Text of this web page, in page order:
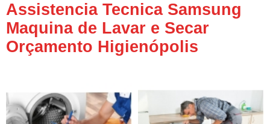
Assistencia Tecnica Samsung
Maquina de Lavar e Secar
Orçamento Higienópolis